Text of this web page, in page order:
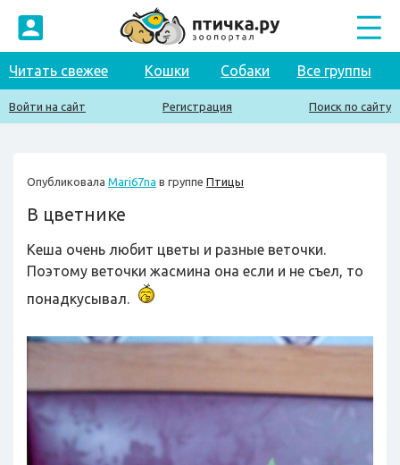
Читать свежее Кошки Собаки Все группы
Войти на сайт Регистрация Поиск по сайту
Опубликовала Mari67na в группе Птицы
В цветнике
Кеша очень любит цветы и разные веточки.
Поэтому веточки жасмина она если и не съел, то
понадкусывал.